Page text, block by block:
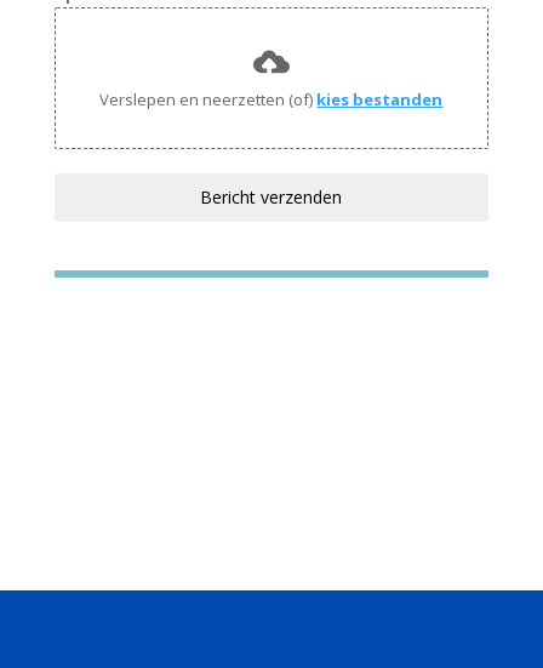
Verslepen en neerzetten (of) kies bestanden
Bericht verzenden